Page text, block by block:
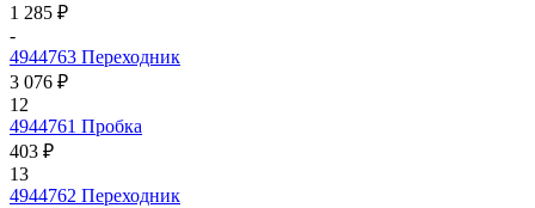
1 285 ₽
-
4944763 Переходник
3 076 ₽
12
4944761 Пробка
403 ₽
13
4944762 Переходник